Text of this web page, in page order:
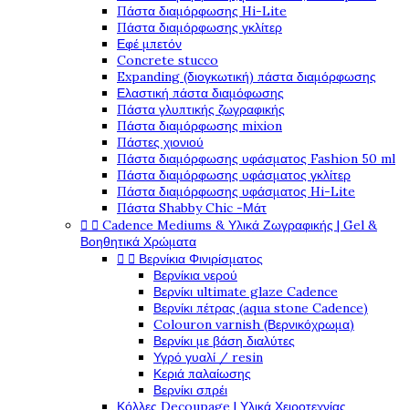
Πάστα διαμόρφωσης Hi-Lite
Πάστα διαμόρφωσης γκλίτερ
Εφέ μπετόν
Concrete stucco
Expanding (διογκωτική) πάστα διαμόρφωσης
Ελαστική πάστα διαμόφωσης
Πάστα γλυπτικής ζωγραφικής
Πάστα διαμόρφωσης mixion
Πάστες χιονιού
Πάστα διαμόρφωσης υφάσματος Fashion 50 ml
Πάστα διαμόρφωσης υφάσματος γκλίτερ
Πάστα διαμόρφωσης υφάσματος Hi-Lite
Πάστα Shabby Chic -Μάτ
  Cadence Mediums & Υλικά Ζωγραφικής | Gel &
Βοηθητικά Χρώματα
  Βερνίκια Φινιρίσματος
Βερνίκια νερού
Βερνίκι ultimate glaze Cadence
Βερνίκι πέτρας (aqua stone Cadence)
Colouron varnish (Βερνικόχρωμα)
Βερνίκι με βάση διαλύτες
Υγρό γυαλί / resin
Κεριά παλαίωσης
Βερνίκι σπρέι
Κόλλες Decoupage | Υλικά Χειροτεχνίας